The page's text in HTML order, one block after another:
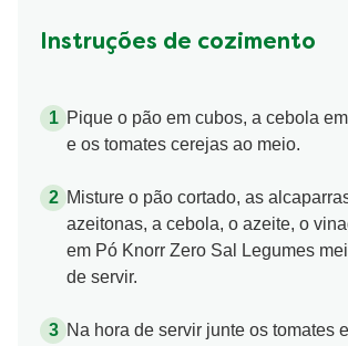
Instruções de cozimento
Pique o pão em cubos, a cebola
e os tomates cerejas ao meio.
Misture o pão cortado, as
azeitonas, a cebola, o azeite, o
em Pó Knorr Zero Sal Legumes
de servir.
Na hora de servir junte os tomates